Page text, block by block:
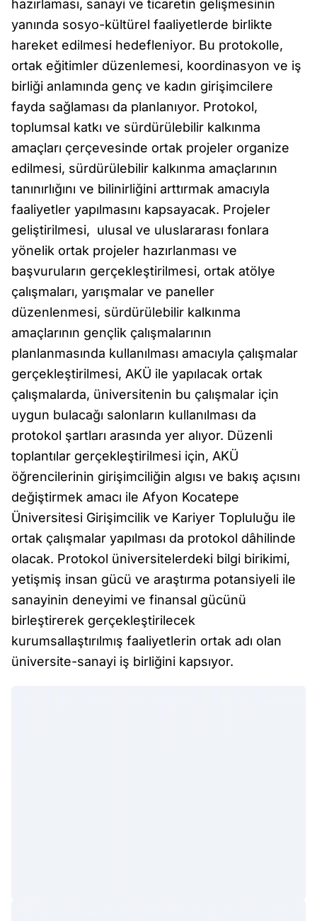
hazırlaması, sanayi ve ticaretin gelişmesinin
yanında sosyo-kültürel faaliyetlerde birlikte
hareket edilmesi hedefleniyor. Bu protokolle,
ortak eğitimler düzenlemesi, koordinasyon ve iş
birliği anlamında genç ve kadın girişimcilere
fayda sağlaması da planlanıyor. Protokol,
toplumsal katkı ve sürdürülebilir kalkınma
amaçları çerçevesinde ortak projeler organize
edilmesi, sürdürülebilir kalkınma amaçlarının
tanınırlığını ve bilinirliğini arttırmak amacıyla
faaliyetler yapılmasını kapsayacak. Projeler
geliştirilmesi, ulusal ve uluslararası fonlara
yönelik ortak projeler hazırlanması ve
başvuruların gerçekleştirilmesi, ortak atölye
çalışmaları, yarışmalar ve paneller
düzenlenmesi, sürdürülebilir kalkınma
amaçlarının gençlik çalışmalarının
planlanmasında kullanılması amacıyla çalışmalar
gerçekleştirilmesi, AKÜ ile yapılacak ortak
çalışmalarda, üniversitenin bu çalışmalar için
uygun bulacağı salonların kullanılması da
protokol şartları arasında yer alıyor. Düzenli
toplantılar gerçekleştirilmesi için, AKÜ
öğrencilerinin girişimciliğin algısı ve bakış açısını
değiştirmek amacı ile Afyon Kocatepe
Üniversitesi Girişimcilik ve Kariyer Topluluğu ile
ortak çalışmalar yapılması da protokol dâhilinde
olacak. Protokol üniversitelerdeki bilgi birikimi,
yetişmiş insan gücü ve araştırma potansiyeli ile
sanayinin deneyimi ve finansal gücünü
birleştirerek gerçekleştirilecek
kurumsallaştırılmış faaliyetlerin ortak adı olan
üniversite-sanayi iş birliğini kapsıyor.